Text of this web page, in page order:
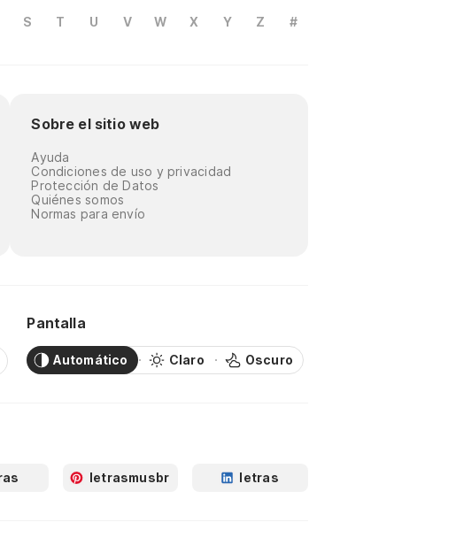
S T U V W X Y Z #
Sobre el sitio web
Ayuda
Condiciones de uso y privacidad
Protección de Datos
Quiénes somos
Normas para envío
Pantalla
Automático Claro Oscuro
letrasmusbr letras